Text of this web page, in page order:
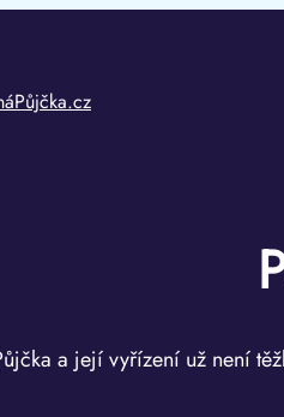
a její vyřízení už není